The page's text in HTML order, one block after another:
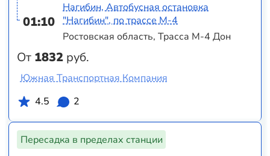
01:10
От 1832 руб.
Нагибин, Автобусная остановка
"Нагибин", по трассе М-4
Ростовская область, Трасса М-4 Дон
Южная Транспортная Компания
4.5
2
Пересадка в пределах станции